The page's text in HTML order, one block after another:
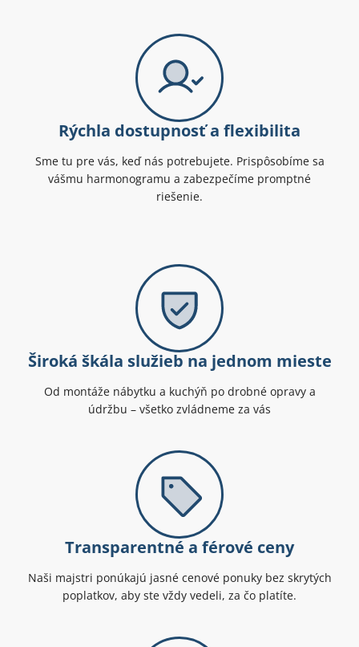
Rýchla dostupnosť a flexibilita
Sme tu pre vás, keď nás potrebujete. Prispôsobíme sa
vášmu harmonogramu a zabezpečíme promptné
riešenie.
Široká škála služieb na jednom mieste
Od montáže nábytku a kuchýň po drobné opravy a
údržbu – všetko zvládneme za vás
Transparentné a férové ceny
Naši majstri ponúkajú jasné cenové ponuky bez skrytých
poplatkov, aby ste vždy vedeli, za čo platíte.